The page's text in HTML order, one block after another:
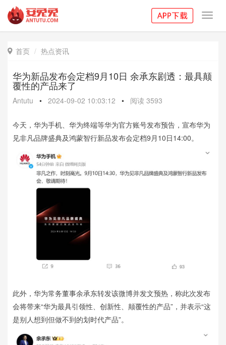
 首页 热点资讯
华为新品发布会定档9月10日 余承东剧透：最具颠
覆性的产品来了
Antutu • 2024-09-02 10:03:12 • 阅读 3593
今天，华为手机、华为终端等华为官方账号发布预告，宣布华为
见非凡品牌盛典及鸿蒙智行新品发布会定档9月10日14:00。
此外，华为常务董事余承东转发该微博并发文预热，称此次发布
会将带来“华为最具引领性、创新性、颠覆性的产品”，并表示“这
是别人想到但做不到的划时代产品”。